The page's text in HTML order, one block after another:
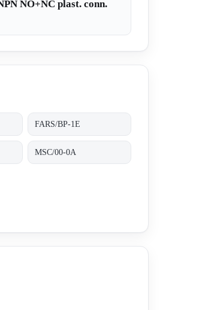
NO+NC plast. conn.
FARS/BP-1E
MSC/00-0A